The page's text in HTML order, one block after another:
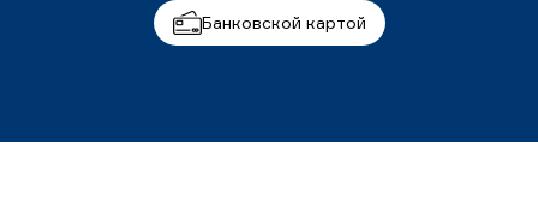
Банковской картой